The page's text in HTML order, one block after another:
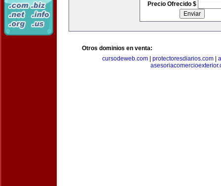
Precio Ofrecido $
Otros dominios en venta:
cursodeweb.com
protectoresdiarios.com